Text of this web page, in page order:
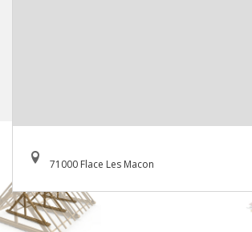
71000 Flace Les Macon